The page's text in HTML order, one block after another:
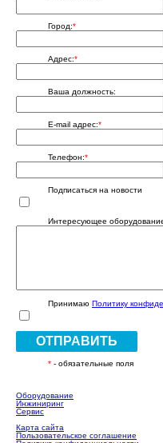
Город:*
Адрес:*
Ваша должность:
E-mail адрес:*
Телефон:*
Подписаться на новости
Интересующее
Принимаю Политику
ОТПРАВИТЬ
* - обязательные поля
Оборудование
Инжиниринг
Сервис
Карта сайта
Пользовательское соглашение